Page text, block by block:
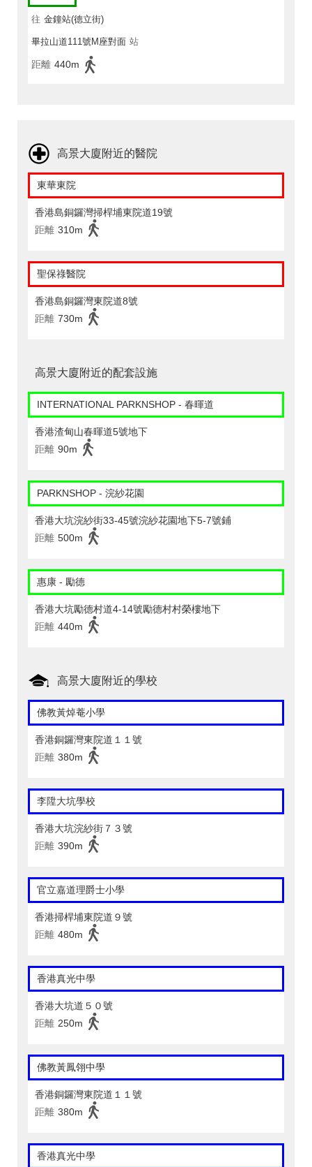
往 金鐘站(德立街)
畢拉山道111號M座對面 站
距離 440m
高景大廈附近的醫院
東華東院
香港島銅鑼灣掃桿埔東院道19號
距離 310m
聖保祿醫院
香港島銅鑼灣東院道8號
距離 730m
高景大廈附近的配套設施
INTERNATIONAL PARKNSHOP - 春暉道
香港渣甸山春暉道5號地下
距離 90m
PARKNSHOP - 浣紗花園
香港大坑浣紗街33-45號浣紗花園地下5-7號鋪
距離 500m
惠康 - 勵德
香港大坑勵德村道4-14號勵德村村榮樓地下
距離 440m
高景大廈附近的學校
佛教黃焯菴小學
香港銅鑼灣東院道１１號
距離 380m
李陞大坑學校
香港大坑浣紗街７３號
距離 390m
官立嘉道理爵士小學
香港掃桿埔東院道９號
距離 480m
香港真光中學
香港大坑道５０號
距離 250m
佛教黃鳳翎中學
香港銅鑼灣東院道１１號
距離 380m
香港真光中學